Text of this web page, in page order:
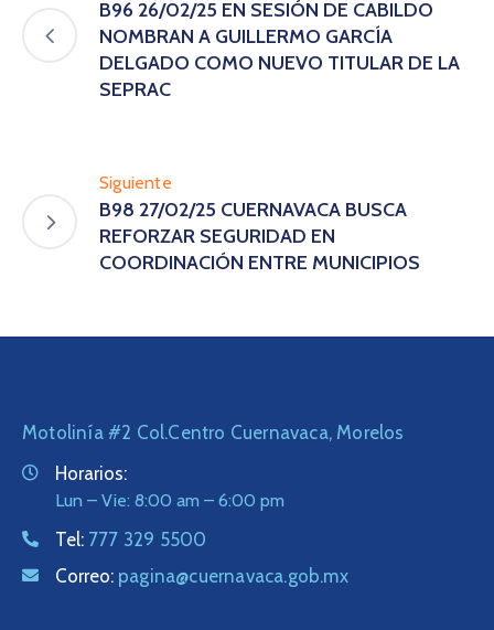
B96 26/02/25 EN SESIÓN DE CABILDO
NOMBRAN A GUILLERMO GARCÍA
DELGADO COMO NUEVO TITULAR DE LA
SEPRAC
Siguiente
B98 27/02/25 CUERNAVACA BUSCA
REFORZAR SEGURIDAD EN
COORDINACIÓN ENTRE MUNICIPIOS
Motolinía #2 Col.Centro Cuernavaca, Morelos
Horarios:
Lun – Vie: 8:00 am – 6:00 pm
Tel: 777 329 5500
Correo: pagina@cuernavaca.gob.mx